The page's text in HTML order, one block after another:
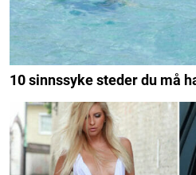
10 sinnssyke steder du må